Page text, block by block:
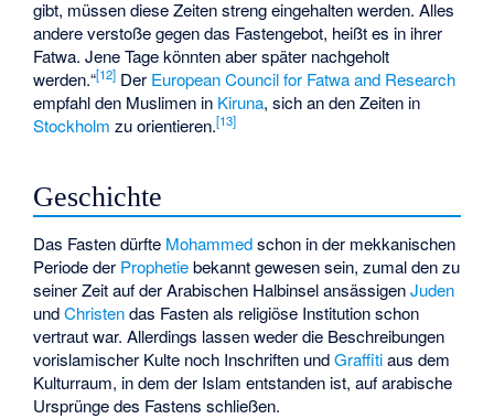
gibt, müssen diese Zeiten streng eingehalten werden. Alles
andere verstoße gegen das Fastengebot, heißt es in ihrer
Fatwa. Jene Tage könnten aber später nachgeholt
werden.“[12] Der European Council for Fatwa and Research
empfahl den Muslimen in Kiruna, sich an den Zeiten in
Stockholm zu orientieren.[13]
Geschichte
Das Fasten dürfte Mohammedschon in der mekkanischen
Periode der Prophetiebekannt gewesen sein, zumal den zu
seiner Zeit auf der Arabischen Halbinsel ansässigenJuden
undChristendas Fasten als religiöse Institution schon
vertraut war. Allerdings lassen weder die Beschreibungen
vorislamischer Kulte noch Inschriften undGraffitiaus dem
Kulturraum, in dem der Islam entstanden ist, auf arabische
Ursprünge des Fastens schließen.